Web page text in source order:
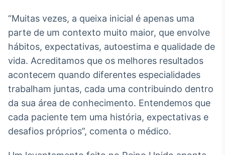
plataforma para
analisar fundos
de investimento
no Brasil
IA
Em breve
BroadFast
Em breve
“Muitas vezes, a queixa inicial é apenas uma
parte de um contexto muito maior, que envolve
hábitos, expectativas, autoestima e qualidade de
vida. Acreditamos que os melhores resultados
acontecem quando diferentes especialidades
trabalham juntas, cada uma contribuindo dentro
da sua área de conhecimento. Entendemos que
cada paciente tem uma história, expectativas e
desafios próprios”, comenta o médico.